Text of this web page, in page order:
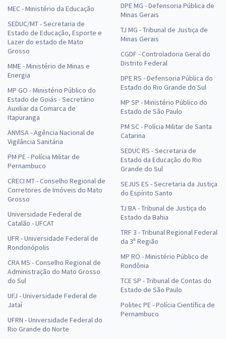
MEC - Ministério da Educação
SEDUC/MT - Secretaria de
Estado de Educação, Esporte e
Lazer do estado de Mato
Grosso
MME - Ministério de Minas e
Energia
MP GO - Ministério Público do
Estado de Goiás - Secretário
Auxiliar da Comarca de
Itapuranga
ANVISA - Agência Nacional de
Vigilância Sanitária
PM PE - Polícia Militar de
Pernambuco
CRECI MT - Conselho Regional de
Corretores de Imóveis do Mato
Grosso
Universidade Federal de
Catalão - UFCAT
UFR - Universidade Federal de
Rondonópolis
CRA MS - Conselho Regional de
Administração do Mato Grosso
do Sul
UFJ - Universidade Federal de
Jataí
UFRN - Universidade Federal do
Rio Grande do Norte
DPE MG - Defensoria Pública de
Minas Gerais
TJ MG - Tribunal de Justiça de
Minas Gerais
CGDF - Controladoria Geral do
Distrito Federal
DPE RS - Defensoria Pública do
Estado do Rio Grande do Sul
MP SP - Ministério Público do
Estado de São Paulo
PM SC - Polícia Militar de Santa
Catarina
SEDUC RS - Secretaria de
Estado da Educação do Rio
Grande do Sul
SEJUS ES - Secretaria da Justiça
do Espírito Santo
TJ BA - Tribunal de Justiça do
Estado da Bahia
TRF 3 - Tribunal Regional Federal
da 3ª Região
MP RO - Ministério Público de
Rondônia
TCE SP - Tribunal de Contas do
Estado de São Paulo
Politec PE - Polícia Científica de
Pernambuco